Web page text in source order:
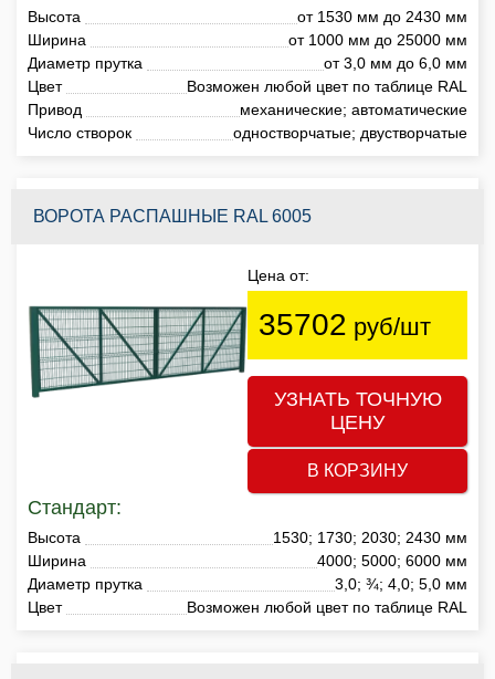
Высота
от 1530 мм до 2430 мм
Ширина
от 1000 мм до 25000 мм
Диаметр прутка
от 3,0 мм до 6,0 мм
Цвет
Возможен любой цвет по таблице RAL
Привод
механические; автоматические
Число створок
одностворчатые; двустворчатые
ВОРОТА РАСПАШНЫЕ RAL 6005
Цена от:
35702 руб/шт
УЗНАТЬ ТОЧНУЮ
ЦЕНУ
В КОРЗИНУ
Стандарт:
Высота
1530; 1730; 2030; 2430 мм
Ширина
4000; 5000; 6000 мм
Диаметр прутка
3,0; ¾; 4,0; 5,0 мм
Цвет
Возможен любой цвет по таблице RAL